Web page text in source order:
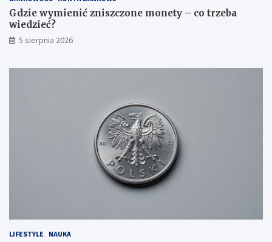
Gdzie wymienić zniszczone monety – co trzeba
wiedzieć?
5 sierpnia 2026
LIFESTYLE NAUKA